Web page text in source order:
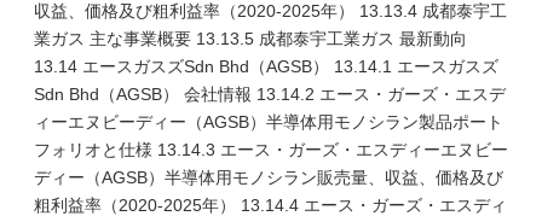
収益、価格及び粗利益率（2020-2025年） 13.13.4 成都泰宇工
業ガス 主な事業概要 13.13.5 成都泰宇工業ガス 最新動向
13.14 エースガスズSdn Bhd（AGSB） 13.14.1 エースガスズ
Sdn Bhd（AGSB） 会社情報 13.14.2 エース・ガーズ・エスデ
ィーエヌビーディー（AGSB）半導体用モノシラン製品ポート
フォリオと仕様 13.14.3 エース・ガーズ・エスディーエヌビー
ディー（AGSB）半導体用モノシラン販売量、収益、価格及び
粗利益率（2020-2025年） 13.14.4 エース・ガーズ・エスディ